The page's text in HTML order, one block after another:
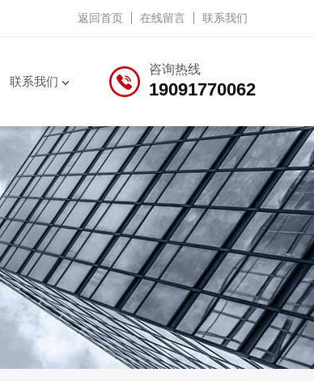
返回首页 在线留言 联系我们
咨询热线
19091770062
联系我们